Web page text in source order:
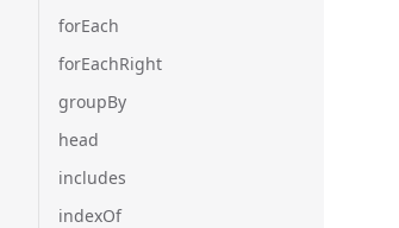
forEach
forEachRight
groupBy
head
includes
indexOf